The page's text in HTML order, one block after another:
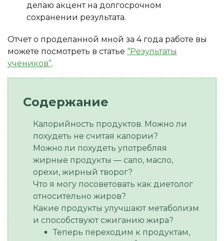
делаю акцент на долгосрочном
сохранении результата.
Отчет о проделанной мной за 4 года работе вы
можете посмотреть в статье “Результаты
учеников”.
Калорийность продуктов. Можно ли
похудеть не считая калории?
Можно ли похудеть употребляя
жирные продукты — сало, масло,
орехи, жирный творог?
Что я могу посоветовать как диетолог
относительно жиров?
Какие продукты улучшают метаболизм
и способствуют сжиганию жира?
Теперь переходим к продуктам,